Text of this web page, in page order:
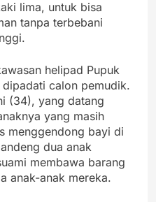
lima, untuk bisa
tanpa terbebani
helipad Pupuk
calon pemudik.
(34), yang datang
yang masih
menggendong bayi di
dua anak
membawa barang
anak-anak mereka.